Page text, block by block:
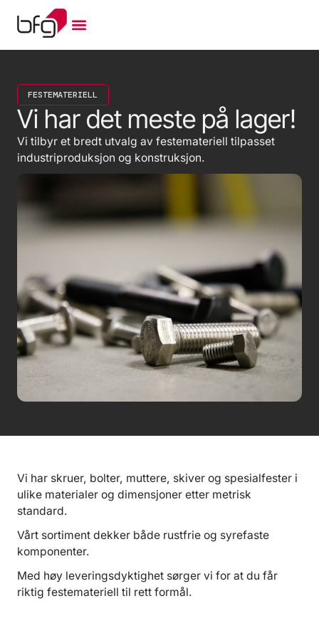
FESTEMATERIELL
Vi har det meste på lager!
Vi tilbyr et bredt utvalg av festemateriell tilpasset
industriproduksjon og konstruksjon.
Vi har skruer, bolter, muttere, skiver og spesialfester i
ulike materialer og dimensjoner etter metrisk
standard.
Vårt sortiment dekker både rustfrie og syrefaste
komponenter.
Med høy leveringsdyktighet sørger vi for at du får
riktig festemateriell til rett formål.